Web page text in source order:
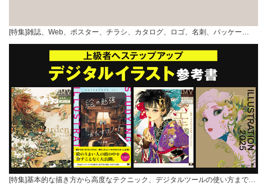
[特集]雑誌、Web、ポスター、チラシ、カタログ、ロゴ、名刺、パッケー…
[特集]基本的な描き方から高度なテクニック、デジタルツールの使い方まで…